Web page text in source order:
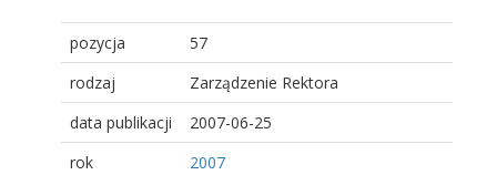
pozycja
57
rodzaj
Zarządzenie Rektora
data publikacji
2007-06-25
rok
2007